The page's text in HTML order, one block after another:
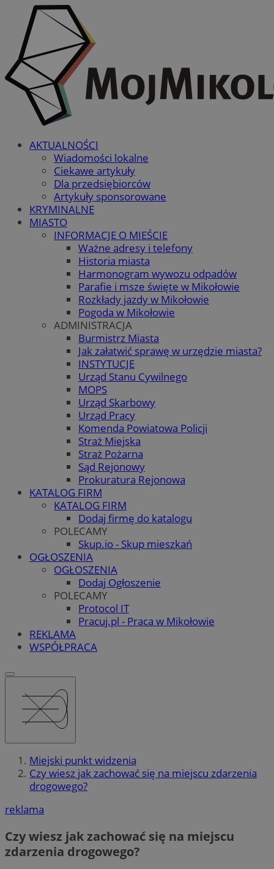
AKTUALNOŚCI
Wiadomości lokalne
Ciekawe artykuły
Dla przedsiębiorców
Artykuły sponsorowane
KRYMINALNE
MIASTO
INFORMACJE O MIEŚCIE
Ważne adresy i telefony
Historia miasta
Harmonogram wywozu odpadów
Parafie i msze święte w Mikołowie
Rozkłady jazdy w Mikołowie
Pogoda w Mikołowie
ADMINISTRACJA
Burmistrz Miasta
Jak załatwić sprawę w urzędzie miasta?
INSTYTUCJE
Urząd Stanu Cywilnego
MOPS
Urząd Skarbowy
Urząd Pracy
Komenda Powiatowa Policji
Straż Miejska
Straż Pożarna
Sąd Rejonowy
Prokuratura Rejonowa
KATALOG FIRM
KATALOG FIRM
Dodaj firmę do katalogu
POLECAMY
Skup.io - Skup mieszkań
OGŁOSZENIA
OGŁOSZENIA
Dodaj Ogłoszenie
POLECAMY
Protocol IT
Pracuj.pl - Praca w Mikołowie
REKLAMA
WSPÓŁPRACA
Miejski punkt widzenia
Czy wiesz jak zachować się na miejscu zdarzenia
drogowego?
reklama
Czy wiesz jak zachować się na miejscu
zdarzenia drogowego?